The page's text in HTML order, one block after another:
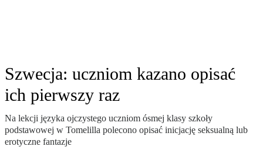
Szwecja: uczniom kazano opisać
ich pierwszy raz
Na lekcji języka ojczystego uczniom ósmej klasy szkoły
podstawowej w Tomelilla polecono opisać inicjację seksualną lub
erotyczne fantazje